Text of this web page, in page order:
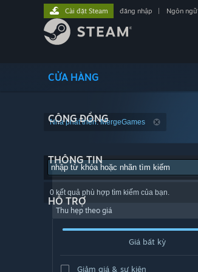
CỬA HÀNG
CỘNG ĐỒNG
THÔNG TIN
HỖ TRỢ
Cài đặt Steam đăng nhập Ngôn ngữ
Nhà phát triển: MergeGames
0 kết quả phù hợp tìm kiếm của bạn.
Thu hẹp theo giá
Giá bất kỳ
Giảm giá & sự kiện